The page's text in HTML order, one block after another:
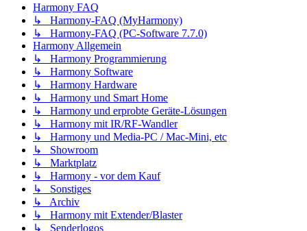
Harmony FAQ
↳ Harmony-FAQ (MyHarmony)
↳ Harmony-FAQ (PC-Software 7.7.0)
Harmony Allgemein
↳ Harmony Programmierung
↳ Harmony Software
↳ Harmony Hardware
↳ Harmony und Smart Home
↳ Harmony und erprobte Geräte-Lösungen
↳ Harmony mit IR/RF-Wandler
↳ Harmony und Media-PC / Mac-Mini, etc
↳ Showroom
↳ Marktplatz
↳ Harmony - vor dem Kauf
↳ Sonstiges
↳ Archiv
↳ Harmony mit Extender/Blaster
↳ Senderlogos